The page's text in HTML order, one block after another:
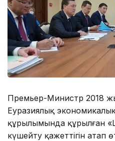
Премьер-Министр 2018
Еуразиялық
құрылымында құрылған
күшейту қажеттігін атап